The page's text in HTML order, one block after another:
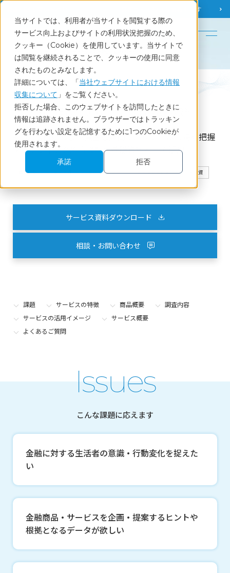
当サイトでは、利用者が当サイトを閲覧する際の
サービス向上およびサイトの利用状況把握のため、
クッキー（Cookie）を使用しています。当サイトで
は閲覧を継続されることで、クッキーの使用に同意
されたものとみなします。
詳細については、「当社ウェブサイトにおける情報
収集について 」をご覧ください。
拒否した場合、このウェブサイトを訪問したときに
情報は追跡されません。ブラウザーではトラッキン
グを行わない設定を記憶するために1つのCookieが
使用されます。
承諾
拒否
お役立ち情報を探す
English
Service
生活者金融定点調査「金融RADAR®」
約200項目におよぶ豊富な質問で、リテール市場を把握
マーケティング施策検討の基礎資料として活用
金融行動 金融意識 金融リテラシー キャッシュレス ESG投資
サービス資料ダウンロード
相談・お問い合わせ
課題 サービスの特徴 商品概要
調査内容
サービスの活用イメージ
サービス概要
よくあるご質問
Issues
こんな課題に応えます
金融に対する生活者の意識・行動変化を捉えた
い
金融商品・サービスを企画・提案するヒントや
根拠となるデータが欲しい